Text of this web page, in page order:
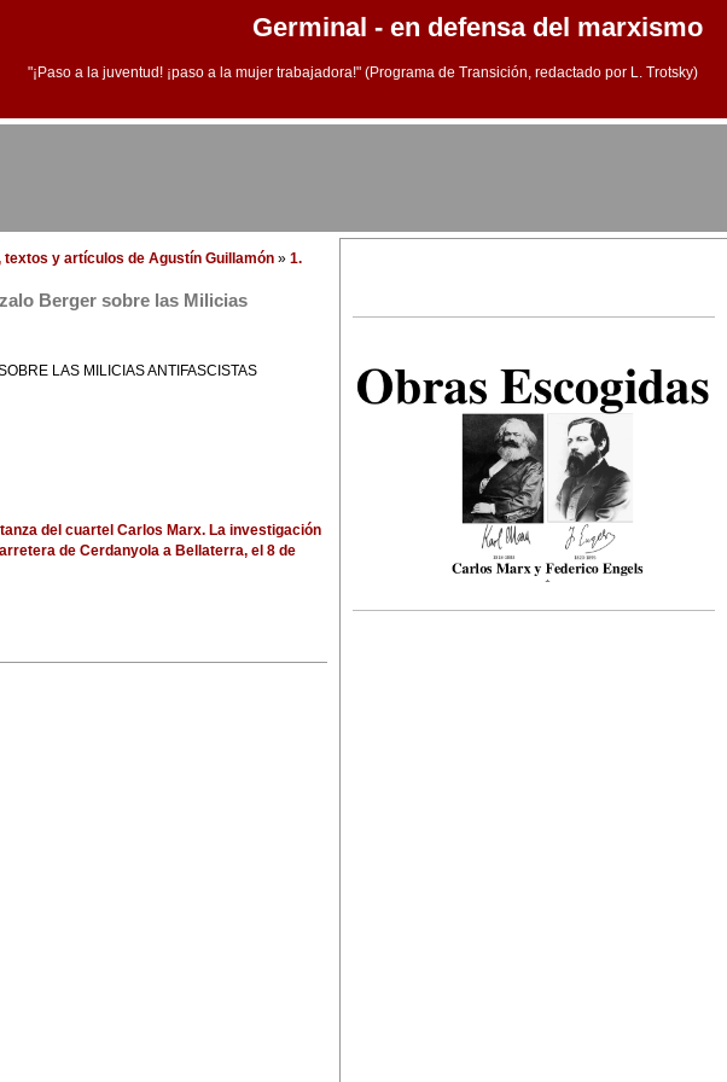
Germinal - en defensa del marxismo
"¡Paso a la juventud! ¡paso a la mujer trabajadora!" (Programa de Transición, redactado por L. Trotsky)
textos y artículos de Agustín Guillamón » 1.
Berger sobre las Milicias
LAS MILICIAS ANTIFASCISTAS
del cuartel Carlos Marx. La investigación
de Cerdanyola a Bellaterra, el 8 de